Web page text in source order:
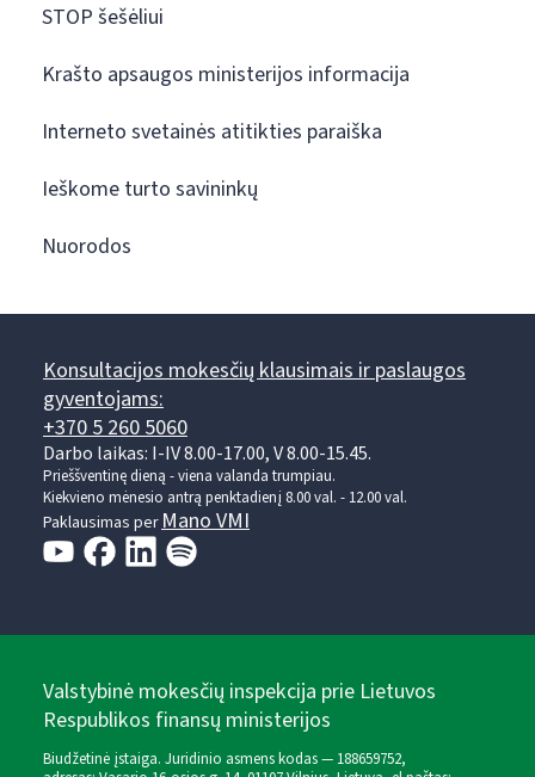
STOP šešėliui
Krašto apsaugos ministerijos informacija
Interneto svetainės atitikties paraiška
Ieškome turto savininkų
Nuorodos
Konsultacijos mokesčių klausimais ir paslaugos
gyventojams:
+370 5 260 5060
Darbo laikas: I-IV 8.00-17.00, V 8.00-15.45.
Prieššventinę dieną - viena valanda trumpiau.
Kiekvieno mėnesio antrą penktadienį 8.00 val. - 12.00 val.
Paklausimas per Mano VMI
Valstybinė mokesčių inspekcija prie Lietuvos
Respublikos finansų ministerijos
Biudžetinė įstaiga. Juridinio asmens kodas — 188659752,